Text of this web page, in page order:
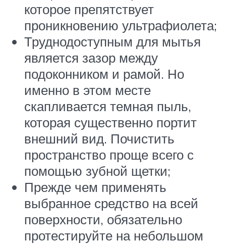
которое препятствует
проникновению ультрафиолета;
Труднодоступным для мытья
является зазор между
подоконником и рамой. Но
именно в этом месте
скапливается темная пыль,
которая существенно портит
внешний вид. Почистить
пространство проще всего с
помощью зубной щетки;
Прежде чем применять
выбранное средство на всей
поверхности, обязательно
протестируйте на небольшом